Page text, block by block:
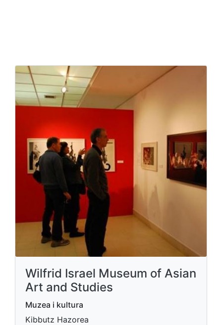
Wilfrid Israel Museum of Asian
Art and Studies
Muzea i kultura
Kibbutz Hazorea